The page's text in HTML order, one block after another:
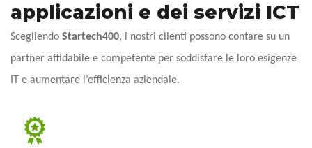
applicazioni e dei servizi ICT
Scegliendo Startech400, i nostri clienti possono contare su un
partner affidabile e competente per soddisfare le loro esigenze
IT e aumentare l’efficienza aziendale.